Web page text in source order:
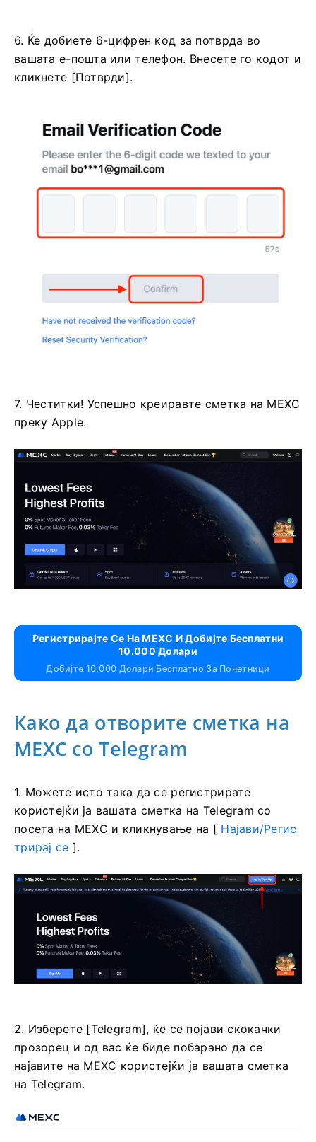
6. Ќе добиете 6-цифрен код за потврда во
вашата е-пошта или телефон. Внесете го кодот и
кликнете [Потврди].
7. Честитки! Успешно креиравте сметка на MEXC
преку Apple.
Регистрирајте Се На MEXC И Добијте Бесплатни
10.000 Долари
Добијте 10.000 Долари Бесплатно За Почетници
Како да отворите сметка на
MEXC со Telegram
1. Можете исто така да се регистрирате
користејќи ја вашата сметка на Telegram со
посета на MEXC и кликнување на [ Најави/Регис
трирај се ].
2. Изберете [Telegram], ќе се појави скокачки
прозорец и од вас ќе биде побарано да се
најавите на MEXC користејќи ја вашата сметка
на Telegram.